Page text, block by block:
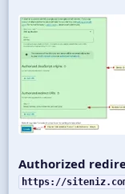
Authorized
https://